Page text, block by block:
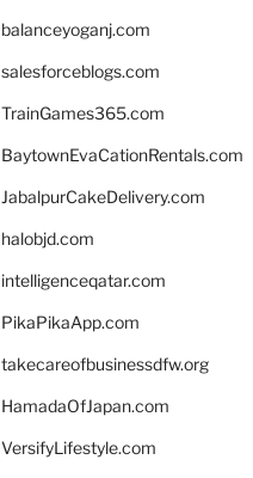
balanceyoganj.com
salesforceblogs.com
TrainGames365.com
BaytownEvaCationRentals.com
JabalpurCakeDelivery.com
halobjd.com
intelligenceqatar.com
PikaPikaApp.com
takecareofbusinessdfw.org
HamadaOfJapan.com
VersifyLifestyle.com